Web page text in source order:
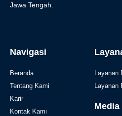
Jawa Tengah.
Navigasi
Beranda
Tentang Kami
Karir
Kontak Kami
Media